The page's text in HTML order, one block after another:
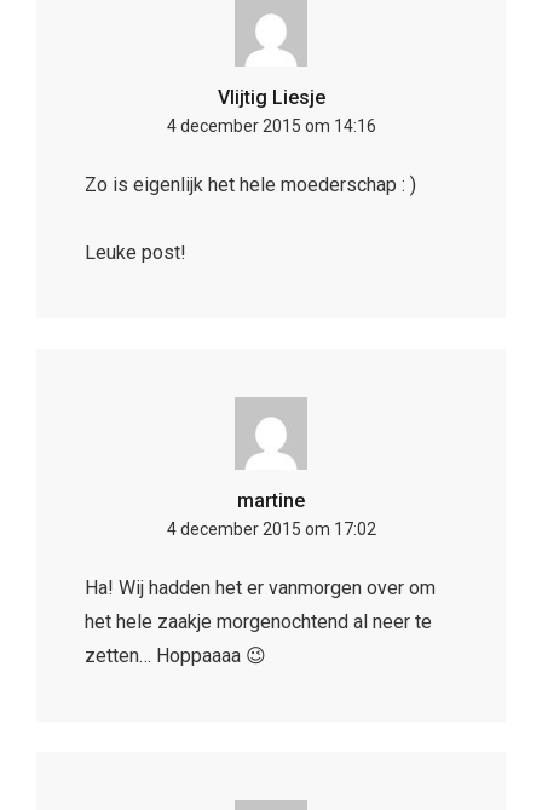
Vlijtig Liesje
4 december 2015 om 14:16
Zo is eigenlijk het hele moederschap : )
Leuke post!
martine
4 december 2015 om 17:02
Ha! Wij hadden het er vanmorgen over om
het hele zaakje morgenochtend al neer te
zetten… Hoppaaaa 😉